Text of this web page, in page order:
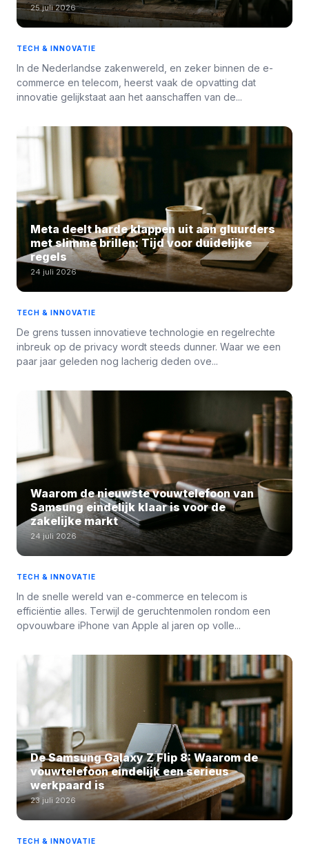
25 juli 2026
TECH & INNOVATIE
In de Nederlandse zakenwereld, en zeker binnen de e-
commerce en telecom, heerst vaak de opvatting dat
innovatie gelijkstaat aan het aanschaffen van de...
Meta deelt harde klappen uit aan gluurders
met slimme brillen: Tijd voor duidelijke
regels
24 juli 2026
TECH & INNOVATIE
De grens tussen innovatieve technologie en regelrechte
inbreuk op de privacy wordt steeds dunner. Waar we een
paar jaar geleden nog lacherig deden ove...
Waarom de nieuwste vouwtelefoon van
Samsung eindelijk klaar is voor de
zakelijke markt
24 juli 2026
TECH & INNOVATIE
In de snelle wereld van e-commerce en telecom is
efficiëntie alles. Terwijl de geruchtenmolen rondom een
opvouwbare iPhone van Apple al jaren op volle...
De Samsung Galaxy Z Flip 8: Waarom de
vouwtelefoon eindelijk een serieus
werkpaard is
23 juli 2026
TECH & INNOVATIE